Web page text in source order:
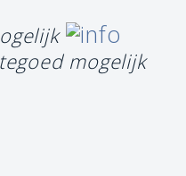
mogelijk